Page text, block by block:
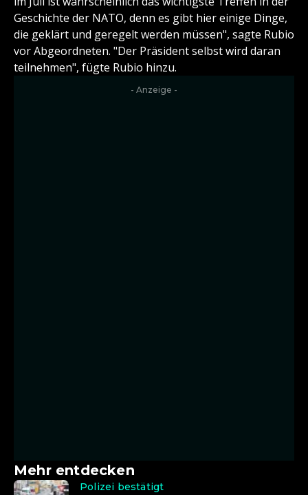
Geschichte der NATO, denn es gibt hier einige Dinge,
die geklärt und geregelt werden müssen", sagte Rubio
vor Abgeordneten. "Der Präsident selbst wird daran
teilnehmen", fügte Rubio hinzu.
- Anzeige -
Mehr entdecken
Polizei bestätigt